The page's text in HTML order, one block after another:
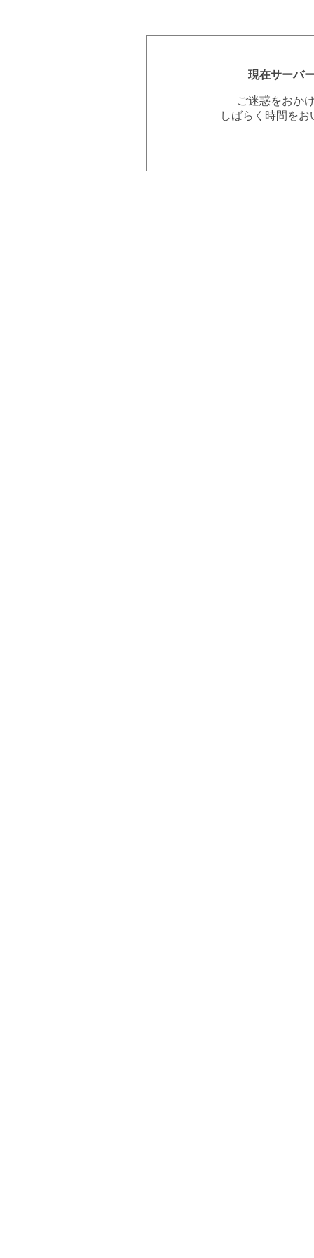
現在サーバ
ご迷惑をおか
しばらく時間を